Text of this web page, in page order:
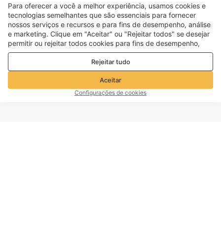
Para oferecer a você a melhor experiência, usamos cookies e
tecnologias semelhantes que são essenciais para fornecer
nossos serviços e recursos e para fins de desempenho, análise
e marketing. Clique em "Aceitar" ou "Rejeitar todos" se desejar
permitir ou rejeitar todos cookies para fins de desempenho,
análise e marketing. Para mais detalhes, consulte nossoPolítica
Rejeitar tudo
Aceitar
Configurações de cookies